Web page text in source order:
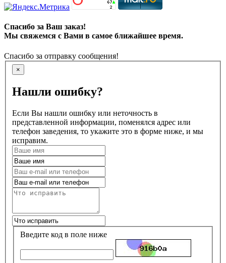
Спасибо за Ваш заказ!
Мы свяжемся с Вами в самое ближайшее время.
Спасибо за отправку сообщения!
×
Нашли ошибку?
Если Вы нашли ошибку или неточность в
представленной информации, поменялся адрес или
телефон заведения, то укажите это в форме ниже, и мы
исправим.
Введите код в поле ниже